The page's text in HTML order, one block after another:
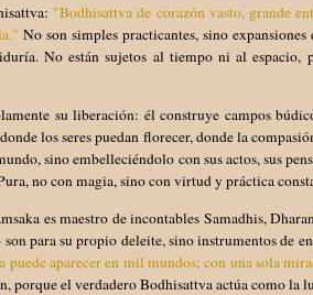
"Bodhisattva de corazón vasto, grande
No son simples practicantes, sino
No están sujetos al tiempo ni al
su liberación: él construye campos
los seres puedan florecer, donde la
sino embelleciéndolo con sus actos, sus
no con magia, sino con virtud y práctica
es maestro de incontables Samadhis,
para su propio deleite, sino instrumentos de
aparecer en mil mundos; con una sola
porque el verdadero Bodhisattva actúa como